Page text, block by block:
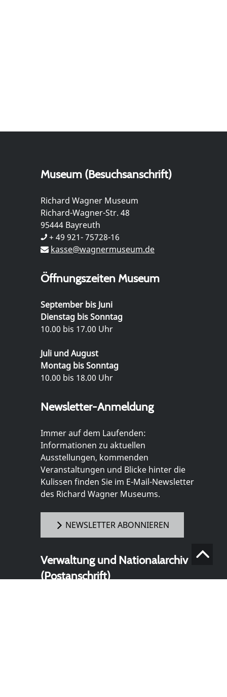
Museum (Besuchsanschrift)
Richard Wagner Museum
Richard-Wagner-Str. 48
95444 Bayreuth
+ 49 921- 75728-16
kasse@wagnermuseum.de
Öffnungszeiten Museum
September bis Juni
Dienstag bis Sonntag
10.00 bis 17.00 Uhr
Juli und August
Montag bis Sonntag
10.00 bis 18.00 Uhr
Newsletter-Anmeldung
Immer auf dem Laufenden:
Informationen zu aktuellen
Ausstellungen, kommenden
Veranstaltungen und Blicke hinter die
Kulissen finden Sie im E-Mail-Newsletter
des Richard Wagner Museums.
NEWSLETTER ABONNIEREN
Verwaltung und Nationalarchiv
(Postanschrift)